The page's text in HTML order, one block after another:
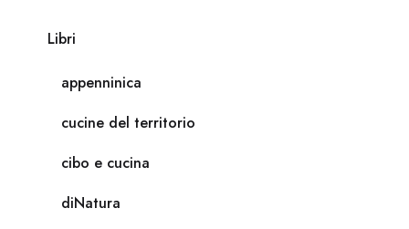
Libri
appenninica
cucine del territorio
cibo e cucina
diNatura